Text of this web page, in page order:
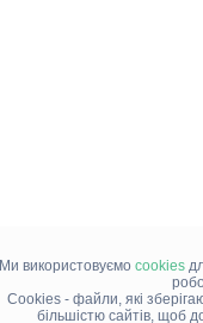
Ми використовуємо cookies
Cookies - файли, які
більшістю сайтів, щоб